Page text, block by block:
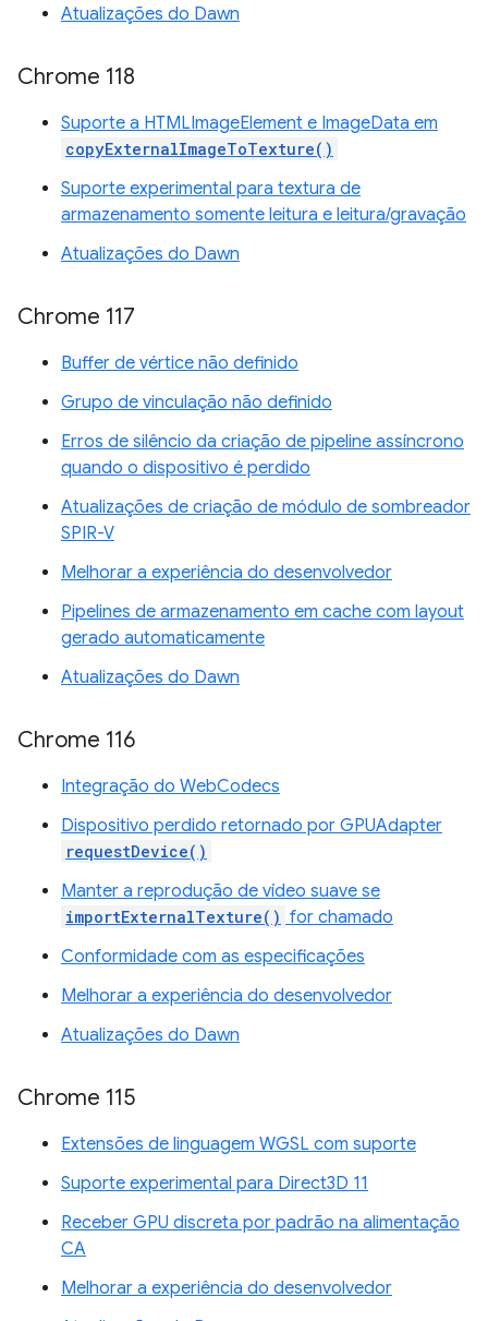
Atualizações do Dawn
Chrome 118
Suporte a HTMLImageElement e ImageData em
copyExternalImageToTexture()
Suporte experimental para textura de
armazenamento somente leitura e leitura/gravação
Atualizações do Dawn
Chrome 117
Buffer de vértice não definido
Grupo de vinculação não definido
Erros de silêncio da criação de pipeline assíncrono
quando o dispositivo é perdido
Atualizações de criação de módulo de sombreador
SPIR-V
Melhorar a experiência do desenvolvedor
Pipelines de armazenamento em cache com layout
gerado automaticamente
Atualizações do Dawn
Chrome 116
Integração do WebCodecs
Dispositivo perdido retornado por GPUAdapter
requestDevice()
Manter a reprodução de vídeo suave se
importExternalTexture() for chamado
Conformidade com as especificações
Melhorar a experiência do desenvolvedor
Atualizações do Dawn
Chrome 115
Extensões de linguagem WGSL com suporte
Suporte experimental para Direct3D 11
Receber GPU discreta por padrão na alimentação
CA
Melhorar a experiência do desenvolvedor